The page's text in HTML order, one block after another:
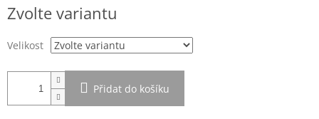
cena:
Zvolte variantu
Velikost
Přidat do košíku